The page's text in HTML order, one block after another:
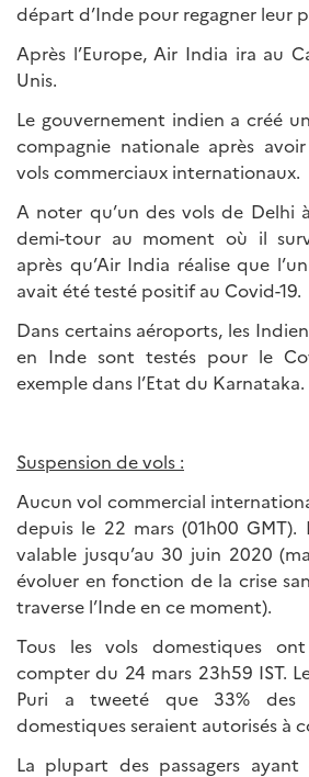
départ d’Inde pour regagner leur
Après l’Europe, Air India ira au
Unis.
Le gouvernement indien a créé
compagnie nationale après
vols commerciaux internationaux.
A noter qu’un des vols de Delhi
demi-tour au moment où il
après qu’Air India réalise que
avait été testé positif au Covid-19.
Dans certains aéroports, les
en Inde sont testés pour le
exemple dans l’Etat du Karnataka.
Suspension de vols :
Aucun vol commercial
depuis le 22 mars (01h00 GMT).
valable jusqu’au 30 juin 2020
évoluer en fonction de la crise
traverse l’Inde en ce moment).
Tous les vols domestiques
compter du 24 mars 23h59 IST.
Puri a tweeté que 33% des
domestiques seraient autorisés à
La plupart des passagers